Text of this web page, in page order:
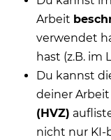
Arbeit
verwendet
hast (z.B.
Du kannst
deiner
(HVZ)
nicht nur KI-